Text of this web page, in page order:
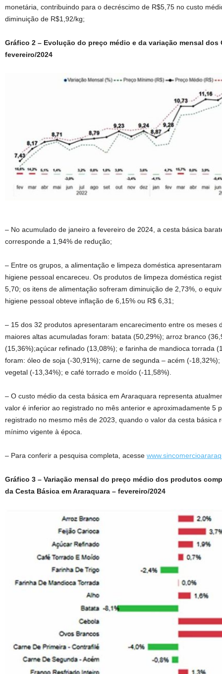
monetária, contribuindo para o decréscimo de R$5,75 no custo
diminuição de R$1,92/kg;
Gráfico 2 – Evolução do preço médio e da variação mensal dos
fevereiro/2024
– No acumulado de janeiro a fevereiro de 2024, a cesta básica
corresponde a 1,94% de redução;
– Entre os grupos, a alimentação e limpeza doméstica
higiene pessoal encareceu. Os produtos de limpeza doméstica
5,70; os itens de alimentação sofreram diminuição de 2,73%, o
higiene pessoal obteve inflação de 6,15% ou R$ 6,31;
– 15 dos 32 produtos apresentaram encarecimento entre os meses
maiores altas acumuladas foram: batata (50,29%); arroz branco
(15,36%);açúcar refinado (13,08%); e farinha de mandioca torrada
foram: óleo de soja (-30,91%); carne de segunda – acém (-
vegetal (-13,34%); e café torrado e moído (-11,58%).
– O custo médio da cesta básica em Araraquara representa
valor é inferior ao registrado no mês anterior e aproximadamente 5
registrado no mesmo mês de 2023, quando o valor da cesta básica
mínimo vigente à época.
– Para conferir a pesquisa completa, acesse
Gráfico 3 – Variação mensal do preço médio dos produtos
da Cesta Básica em Araraquara – fevereiro/2024